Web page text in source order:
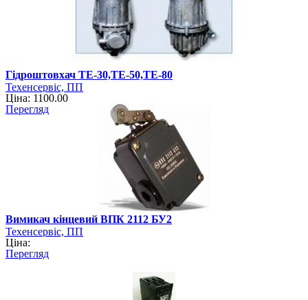
Гідроштовхач ТЕ-30,ТЕ-50,ТЕ-80
Техенсервіс, ПП
Ціна: 1100.00
Перегляд
Вимикач кінцевий ВПК 2112 БУ2
Техенсервіс, ПП
Ціна:
Перегляд